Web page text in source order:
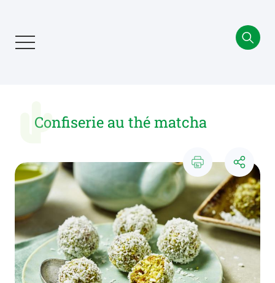
principalConfiserie au thé matcha